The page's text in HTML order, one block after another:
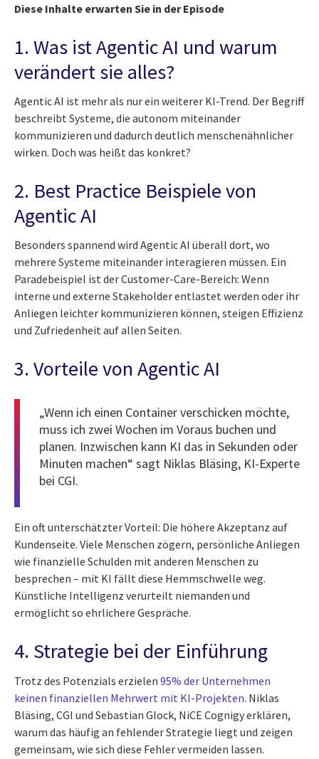
Diese Inhalte erwarten Sie in der Episode
1. Was ist Agentic AI und warum
verändert sie alles?
Agentic AI ist mehr als nur ein weiterer KI-Trend. Der Begriff
beschreibt Systeme, die autonom miteinander
kommunizieren und dadurch deutlich menschenähnlicher
wirken. Doch was heißt das konkret?
2. Best Practice Beispiele von
Agentic AI
Besonders spannend wird Agentic AI überall dort, wo
mehrere Systeme miteinander interagieren müssen. Ein
Paradebeispiel ist der Customer-Care-Bereich: Wenn
interne und externe Stakeholder entlastet werden oder ihr
Anliegen leichter kommunizieren können, steigen Effizienz
und Zufriedenheit auf allen Seiten.
3. Vorteile von Agentic AI
„Wenn ich einen Container verschicken möchte,
muss ich zwei Wochen im Voraus buchen und
planen. Inzwischen kann KI das in Sekunden oder
Minuten machen“ sagt Niklas Bläsing, KI-Experte
bei CGI.
Ein oft unterschätzter Vorteil: Die höhere Akzeptanz auf
Kundenseite. Viele Menschen zögern, persönliche Anliegen
wie finanzielle Schulden mit anderen Menschen zu
besprechen – mit KI fällt diese Hemmschwelle weg.
Künstliche Intelligenz verurteilt niemanden und
ermöglicht so ehrlichere Gespräche.
4. Strategie bei der Einführung
Trotz des Potenzials erzielen 95% der Unternehmen
keinen finanziellen Mehrwert mit KI-Projekten. Niklas
Bläsing, CGI und Sebastian Glock, NiCE Cognigy erklären,
warum das häufig an fehlender Strategie liegt und zeigen
gemeinsam, wie sich diese Fehler vermeiden lassen.